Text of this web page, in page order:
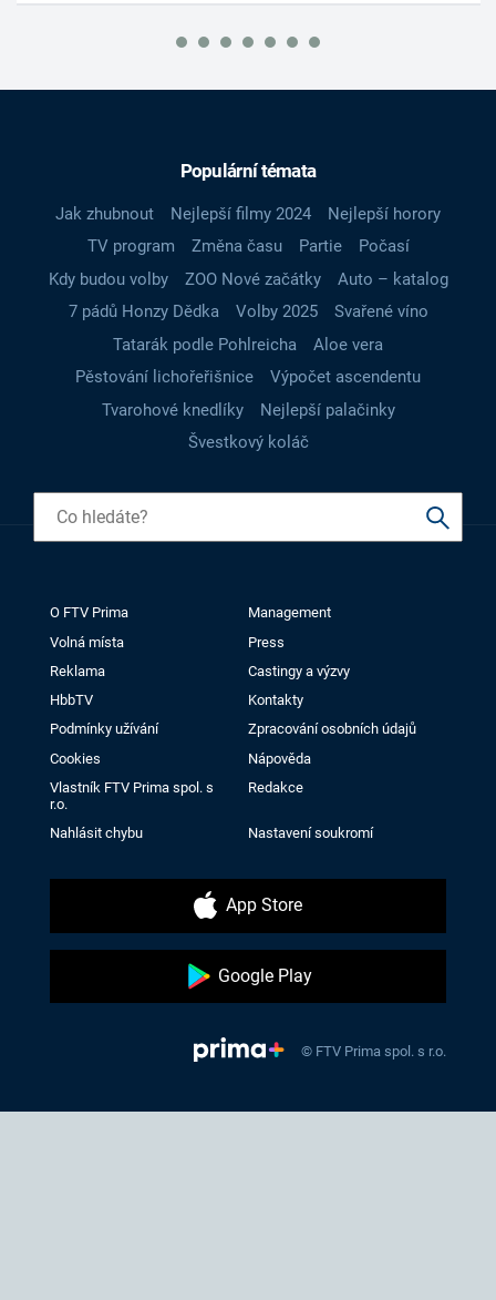
Populární témata
Jak zhubnout Nejlepší filmy 2024
Nejlepší horory
TV program
Změna času Partie
Počasí
Kdy budou volby
ZOO Nové začátky
Auto – katalog
7 pádů Honzy Dědka
Volby 2025
Svařené víno
Tatarák podle Pohlreicha
Aloe vera
Pěstování lichořeřišnice
Výpočet ascendentu
Tvarohové knedlíky
Nejlepší palačinky
Švestkový koláč
O FTV Prima
Management
Volná místa
Press
Reklama
Castingy a výzvy
HbbTV
Kontakty
Podmínky užívání
Zpracování osobních údajů
Cookies
Nápověda
Vlastník FTV Prima spol. s
r.o.
Redakce
Nahlásit chybu Nastavení soukromí
App Store
Google Play
© FTV Prima spol. s r.o.